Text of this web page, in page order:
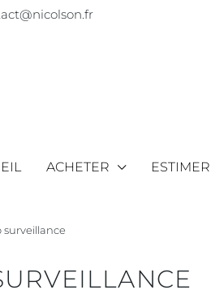
ACHETER
surveillance